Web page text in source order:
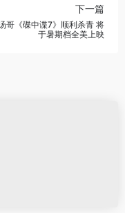
下一篇
哥《碟中谍7》顺利杀青 将
于暑期档全美上映